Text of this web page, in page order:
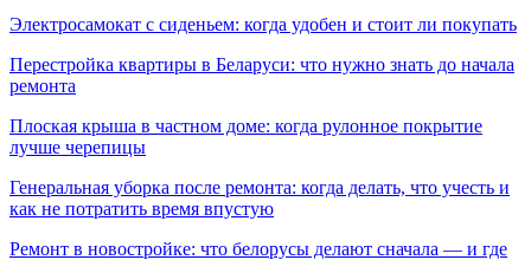
Электросамокат с сиденьем: когда удобен и стоит ли покупать
Перестройка квартиры в Беларуси: что нужно знать до начала
ремонта
Плоская крыша в частном доме: когда рулонное покрытие
лучше черепицы
Генеральная уборка после ремонта: когда делать, что учесть и
как не потратить время впустую
Ремонт в новостройке: что белорусы делают сначала — и где